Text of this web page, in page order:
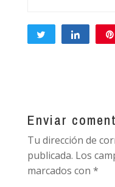
Twittear
Enviar
Tu dirección de
publicada. Los
marcados con *